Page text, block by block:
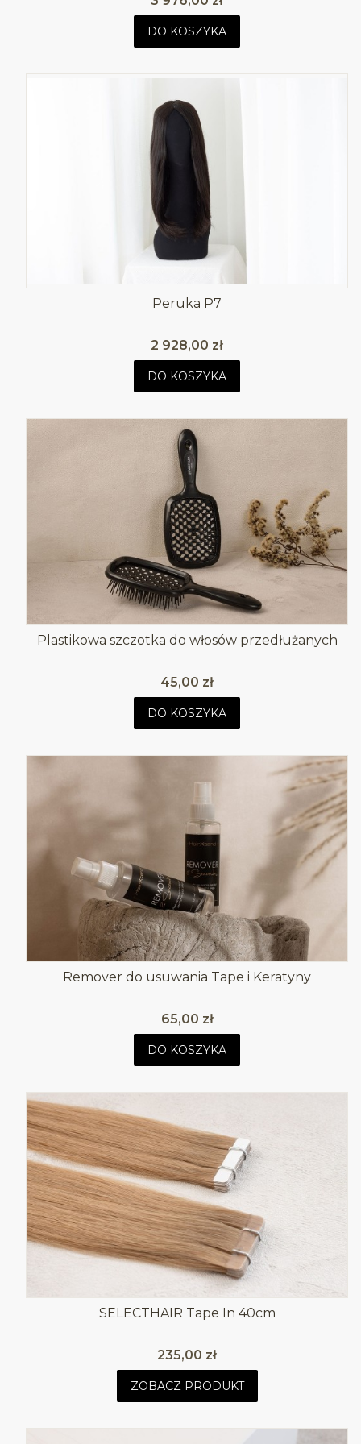
DO KOSZYKA
Peruka P7
Cena
2 928,00 zł
DO KOSZYKA
Plastikowa szczotka do włosów przedłużanych
Cena
45,00 zł
DO KOSZYKA
Remover do usuwania Tape i Keratyny
Cena
65,00 zł
DO KOSZYKA
SELECTHAIR Tape In 40cm
Cena
235,00 zł
ZOBACZ PRODUKT